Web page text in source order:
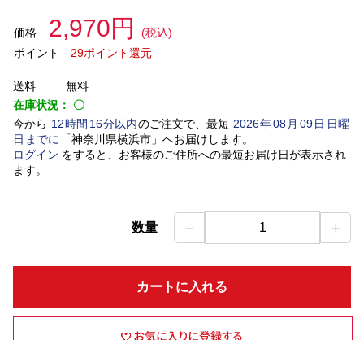
価格 2,970円
(税込)
ポイント
29ポイント還元
送料
無料
在庫状況： 〇
今から 12時間 16分以内のご注文で、最短 2026年08 月 09日日曜
日 までに 「神奈川県横浜市」 へお届けします。
ログイン をすると、お客様のご住所への最短お届け日が表示され
ます。
数量 － 1 ＋
カートに入れる